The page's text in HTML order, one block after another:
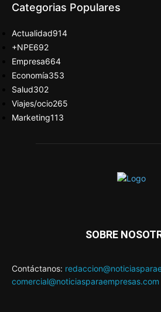
Categorias Populares
Actualidad914
+NPE692
Empresa664
Economía353
Salud302
Viajes/ocio265
Marketing113
SOBRE
Contáctanos:
comercial@noticiasparaempresas.com